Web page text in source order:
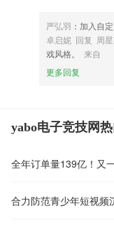
严弘羽 ：加入自
卓启妮 回复 周
戏风格。
来自
更多回复
yabo电子竞技网
全年订单量139亿！又